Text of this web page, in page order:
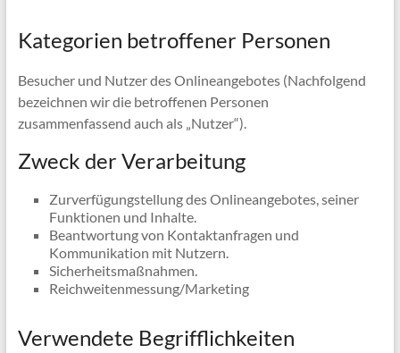
Kategorien betroffener Personen
Besucher und Nutzer des Onlineangebotes (Nachfolgend
bezeichnen wir die betroffenen Personen
zusammenfassend auch als „Nutzer“).
Zweck der Verarbeitung
Zurverfügungstellung des Onlineangebotes, seiner
Funktionen und Inhalte.
Beantwortung von Kontaktanfragen und
Kommunikation mit Nutzern.
Sicherheitsmaßnahmen.
Reichweitenmessung/Marketing
Verwendete Begrifflichkeiten